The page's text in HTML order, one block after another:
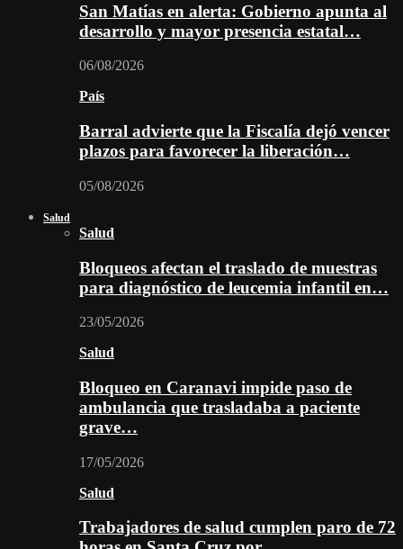
San Matías en alerta: Gobierno apunta al
desarrollo y mayor presencia estatal…
06/08/2026
País
Barral advierte que la Fiscalía dejó vencer
plazos para favorecer la liberación…
05/08/2026
Salud
Salud
Bloqueos afectan el traslado de muestras
para diagnóstico de leucemia infantil en…
23/05/2026
Salud
Bloqueo en Caranavi impide paso de
ambulancia que trasladaba a paciente
grave…
17/05/2026
Salud
Trabajadores de salud cumplen paro de 72